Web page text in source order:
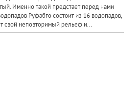
Именно такой предстает перед нами
Руфабго состоит из 16 водопадов,
свой неповторимый рельеф и...